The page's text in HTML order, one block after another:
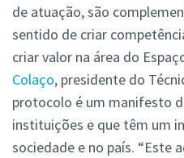
de atuação, são
sentido de criar
criar valor na área do
Colaço, presidente do
protocolo é um manifesto
instituições e que têm um
sociedade e no país. “Este